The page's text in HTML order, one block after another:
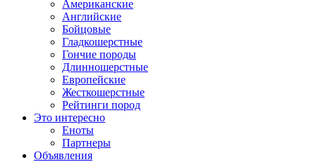
Американские
Английские
Бойцовые
Гладкошерстные
Гончие породы
Длинношерстные
Европейские
Жесткошерстные
Рейтинги пород
Это интересно
Еноты
Партнеры
Объявления